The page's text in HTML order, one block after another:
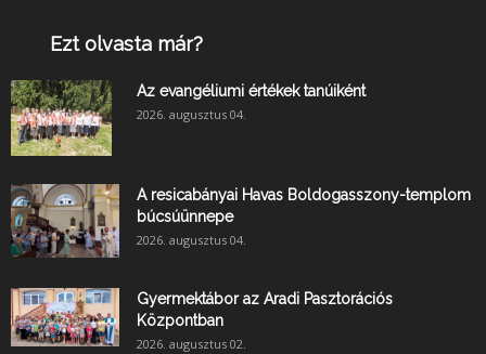
Ezt olvasta már?
Az evangéliumi értékek tanúiként
2026. augusztus 04.
A resicabányai Havas Boldogasszony-templom
búcsúünnepe
2026. augusztus 04.
Gyermektábor az Aradi Pasztorációs
Központban
2026. augusztus 02.